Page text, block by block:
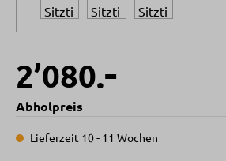
2’080.-
Abholpreis
Lieferzeit 10 - 11 Wochen